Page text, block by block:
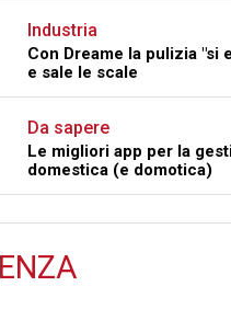
Industria
Con Dreame la pulizia "si
e sale le scale
Da sapere
Le migliori app per la
domestica (e domotica)